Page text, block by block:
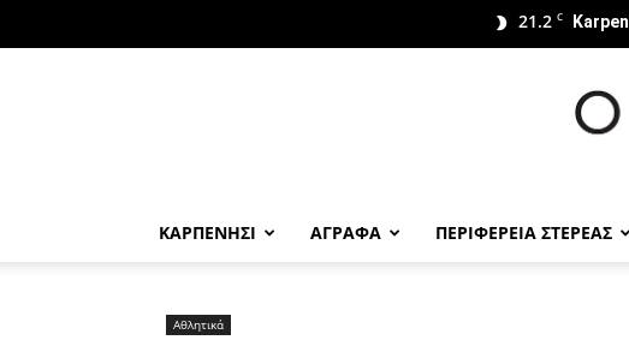
21.2 C
ΚΑΡΠΕΝΗΣΙ ΑΓΡΑΦΑ ΠΕΡΙΦΕΡΕΙΑ ΣΤΕΡΕΑΣ
Αθλητικά